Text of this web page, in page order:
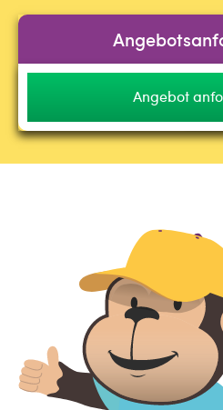
Angebot